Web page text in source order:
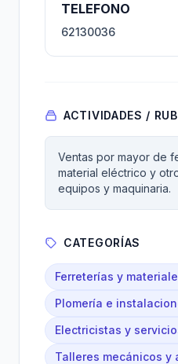
TELEFONO
62130036
ACTIVIDADES /
Ventas por mayor de
material eléctrico y
equipos y maquinaria.
CATEGORÍAS
Ferreterías y
Plomería e
Electricistas y
Talleres mecánicos y